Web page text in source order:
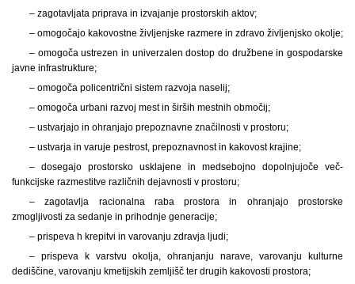
– zagotavljata priprava in izvajanje prostorskih aktov;
– omogočajo kakovostne življenjske razmere in zdravo življenjsko okolje;
– omogoča ustrezen in univerzalen dostop do družbene in gospodarske
javne infrastrukture;
– omogoča policentrični sistem razvoja naselij;
– omogoča urbani razvoj mest in širših mestnih območij;
– ustvarjajo in ohranjajo prepoznavne značilnosti v prostoru;
– ustvarja in varuje pestrost, prepoznavnost in kakovost krajine;
– dosegajo prostorsko usklajene in medsebojno dopolnjujoče več-
funkcijske razmestitve različnih dejavnosti v prostoru;
– zagotavlja racionalna raba prostora in ohranjajo prostorske
zmogljivosti za sedanje in prihodnje generacije;
– prispeva h krepitvi in varovanju zdravja ljudi;
– prispeva k varstvu okolja, ohranjanju narave, varovanju kulturne
dediščine, varovanju kmetijskih zemljišč ter drugih kakovosti prostora;